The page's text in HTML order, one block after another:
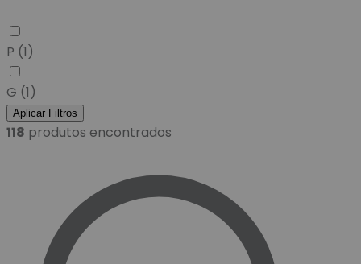
P (1)
G (1)
Aplicar Filtros
118 produtos encontrados